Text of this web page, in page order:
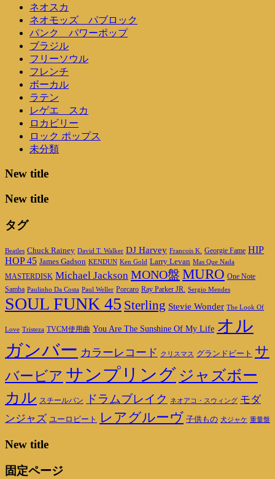
ネオスカ
ネオモッズ パブロック
パンク パワーポップ
ブラジル
フリーソウル
フレンチ
ボーカル
ラテン
レゲエ スカ
ロカビリー
ロック ポップス
未分類
New title
New title
タグ
Beatles Chuck Rainey David T. Walker DJ Harvey Francois K. Georgie Fame HIP
HOP 45 James Gadson KENDUN Ken Gold Larry Levan Mas Que Nada
MASTERDISK Michael Jackson MONO盤 MURO One Note
Samba Paulinho Da Costa Paul Weller Porcaro Ray Parker JR. Sergio Mendes
SOUL FUNK 45 Sterling Stevie Wonder The Look Of
Love Tristeza TVCM使用曲 You Are The Sunshine Of My Life オル
ガンバー カラーレコード クリスマス グランドビート サ
バービア サンプリング ジャズボー
カル スチールパン ドラムブレイク ネオアコ・スウィング モダ
ンジャズ ユーロビート レアグルーヴ 子供もの 犬ジャケ 重量盤
New title
固定ページ